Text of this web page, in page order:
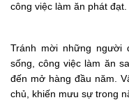
công việc làm ăn phát đạt.
Tránh mời những người
sống, công việc làm ăn
đến mở hàng đầu năm.
chủ, khiến mưu sự trong